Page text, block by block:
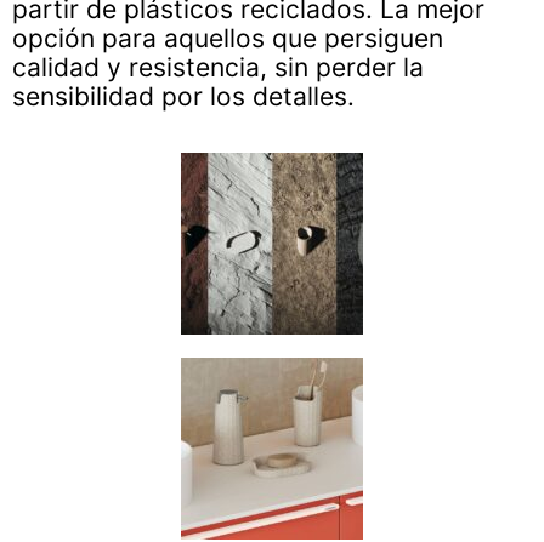
partir de plásticos reciclados. La mejor
opción para aquellos que persiguen
calidad y resistencia, sin perder la
sensibilidad por los detalles.